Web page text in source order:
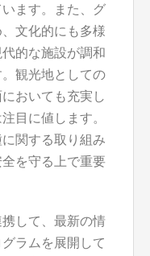
ます。また、グ
文化的にも多様
的な施設が調和
観光地としての
おいても充実し
目に値します。
関する取り組み
を守る上で重要
して、最新の情
ラムを展開して